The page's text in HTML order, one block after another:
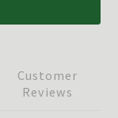
Customer
Reviews